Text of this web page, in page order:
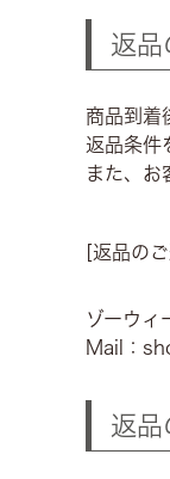
返品
商品到着
返品条件
また、お
[返品の
ゾーウィ
Mail：
返品